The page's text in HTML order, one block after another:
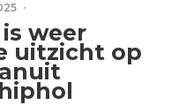
·
weer
uitzicht op